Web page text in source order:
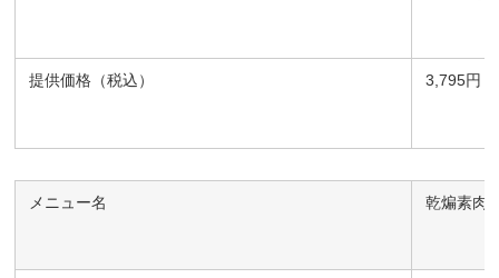
提供価格（税込） 3,795円
メニュー名 乾煸素肉